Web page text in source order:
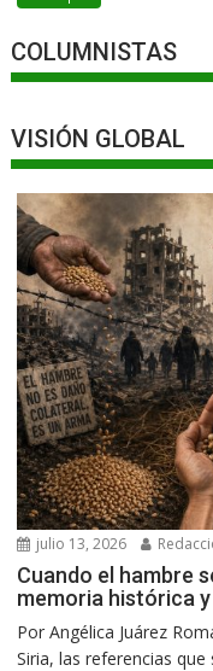
COLUMNISTAS
VISIÓN GLOBAL
julio 13, 2026
Cuando el hambre
memoria histórica
Por Angélica Juárez
Siria, las referencias